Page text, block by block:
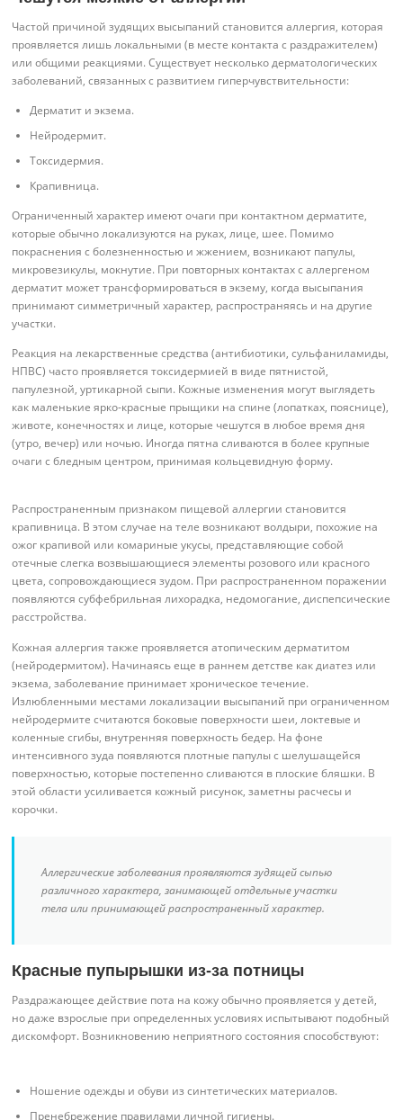
Частой причиной зудящих высыпаний становится аллергия, которая
проявляется лишь локальными (в месте контакта с раздражителем)
или общими реакциями. Существует несколько дерматологических
заболеваний, связанных с развитием гиперчувствительности:
Дерматит и экзема.
Нейродермит.
Токсидермия.
Крапивница.
Ограниченный характер имеют очаги при контактном дерматите,
которые обычно локализуются на руках, лице, шее. Помимо
покраснения с болезненностью и жжением, возникают папулы,
микровезикулы, мокнутие. При повторных контактах с аллергеном
дерматит может трансформироваться в экзему, когда высыпания
принимают симметричный характер, распространяясь и на другие
участки.
Реакция на лекарственные средства (антибиотики, сульфаниламиды,
НПВС) часто проявляется токсидермией в виде пятнистой,
папулезной, уртикарной сыпи. Кожные изменения могут выглядеть
как маленькие ярко-красные прыщики на спине (лопатках, пояснице),
животе, конечностях и лице, которые чешутся в любое время дня
(утро, вечер) или ночью. Иногда пятна сливаются в более крупные
очаги с бледным центром, принимая кольцевидную форму.
Распространенным признаком пищевой аллергии становится
крапивница. В этом случае на теле возникают волдыри, похожие на
ожог крапивой или комариные укусы, представляющие собой
отечные слегка возвышающиеся элементы розового или красного
цвета, сопровождающиеся зудом. При распространенном поражении
появляются субфебрильная лихорадка, недомогание, диспепсические
расстройства.
Кожная аллергия также проявляется атопическим дерматитом
(нейродермитом). Начинаясь еще в раннем детстве как диатез или
экзема, заболевание принимает хроническое течение.
Излюбленными местами локализации высыпаний при ограниченном
нейродермите считаются боковые поверхности шеи, локтевые и
коленные сгибы, внутренняя поверхность бедер. На фоне
интенсивного зуда появляются плотные папулы с шелушащейся
поверхностью, которые постепенно сливаются в плоские бляшки. В
этой области усиливается кожный рисунок, заметны расчесы и
корочки.
Аллергические заболевания проявляются зудящей сыпью
различного характера, занимающей отдельные участки
тела или принимающей распространенный характер.
Красные пупырышки из-за потницы
Раздражающее действие пота на кожу обычно проявляется у детей,
но даже взрослые при определенных условиях испытывают подобный
дискомфорт. Возникновению неприятного состояния способствуют:
Ношение одежды и обуви из синтетических материалов.
Пренебрежение правилами личной гигиены.